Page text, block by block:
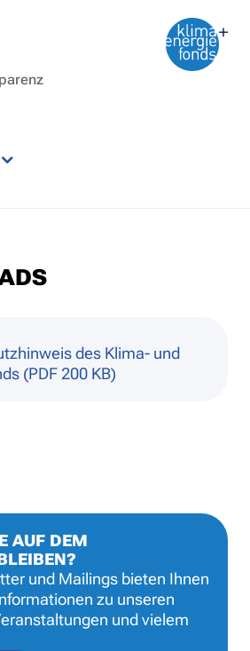
des Klima- und
(PDF 200 KB)
AUF DEM
und Mailings bieten Ihnen
zu unseren
und vielem